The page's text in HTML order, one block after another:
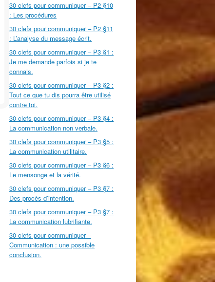
30 clefs pour communiquer – P2 §10
: Les procédures
30 clefs pour communiquer – P2 §11
: L’analyse du message écrit.
30 clefs pour communiquer – P3 §1 :
Je me demande parfois si je te
connais.
30 clefs pour communiquer – P3 §2 :
Tout ce que tu dis pourra être utilisé
contre toi.
30 clefs pour communiquer – P3 §4 :
La communication non verbale.
30 clefs pour communiquer – P3 §5 :
La communication utilitaire.
30 clefs pour communiquer – P3 §6 :
Le mensonge et la vérité.
30 clefs pour communiquer – P3 §7 :
Des procès d’intention.
30 clefs pour communiquer – P3 §7 :
La communication lubrifiante.
30 clefs pour communiquer –
Communication : une possible
conclusion.